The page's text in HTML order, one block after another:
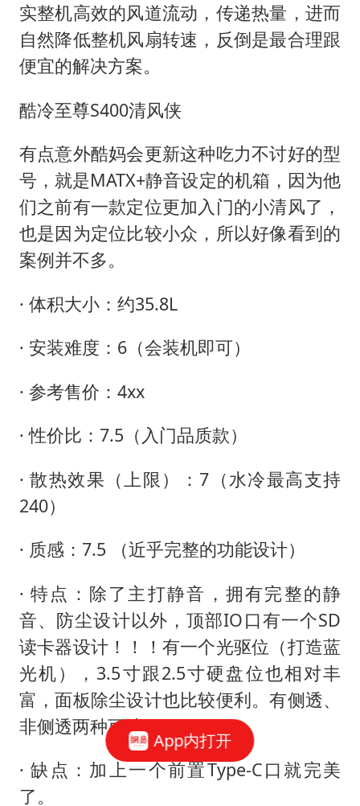
实整机高效的风道流动，传递热量，进而
自然降低整机风扇转速，反倒是最合理跟
便宜的解决方案。
酷冷至尊S400清风侠
有点意外酷妈会更新这种吃力不讨好的型
号，就是MATX+静音设定的机箱，因为他
们之前有一款定位更加入门的小清风了，
也是因为定位比较小众，所以好像看到的
案例并不多。
· 体积大小：约35.8L
· 安装难度：6（会装机即可）
· 参考售价：4xx
· 性价比：7.5（入门品质款）
· 散热效果（上限）：7（水冷最高支持
240）
· 质感：7.5 （近乎完整的功能设计）
· 特点：除了主打静音，拥有完整的静
音、防尘设计以外，顶部IO口有一个SD
读卡器设计！！！有一个光驱位（打造蓝
光机），3.5寸跟2.5寸硬盘位也相对丰
富，面板除尘设计也比较便利。有侧透、
非侧透两种可选。
· 缺点：加上一个前置Type-C口就完美
了。
App内打开